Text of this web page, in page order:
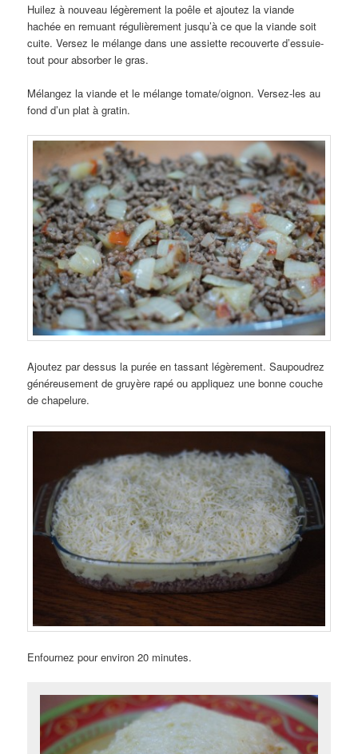
Huilez à nouveau légèrement la poêle et ajoutez la viande
hachée en remuant régulièrement jusqu’à ce que la viande soit
cuite. Versez le mélange dans une assiette recouverte d’essuie-
tout pour absorber le gras.
Mélangez la viande et le mélange tomate/oignon. Versez-les au
fond d’un plat à gratin.
Ajoutez par dessus la purée en tassant légèrement. Saupoudrez
généreusement de gruyère rapé ou appliquez une bonne couche
de chapelure.
Enfournez pour environ 20 minutes.